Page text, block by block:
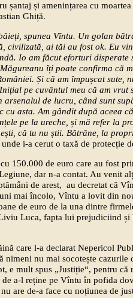
șantaj și amenințarea cu
Ghiță.
spunea Vîntu. Un golan
civilizată, ai tăi au fost ok. Eu
Io am făcut eforturi disperate
îți poate confirma că
Și că am împușcat sute,
pe cuvântul meu că am vrut
arsenalul de lucru, când sunt
cu asta. Am gândit după aceea
pe la ureche, și mă refer la
că tu nu știi. Bătrâne, la
i-a cerut o taxă de protecție
150.000 de euro care au fost
dar n-a contat. Au venit
de arest, au decretat că
mai încolo, Vîntu a lovit din
de euro de la una dintre
Luca, fapta lui prejudiciind și
care l-a declarat Nepericol
nimeni nu mai socotește
e mult spus „Justiție“, pentru
de a-l reține pe Vîntu în pofida
are de-a face cu noțiunea de